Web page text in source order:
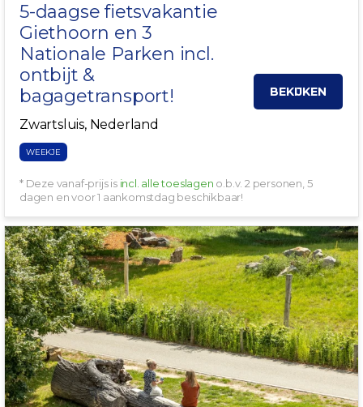
5-daagse fietsvakantie
Giethoorn en 3
Nationale Parken incl.
ontbijt &
bagagetransport!
Zwartsluis, Nederland
WEEKJE
BEKIJKEN
* Deze vanaf-prijs is incl. alle toeslagen o.b.v. 2 personen, 5
dagen en voor 1 aankomstdag beschikbaar!
GRATIS WANDELROUTES!